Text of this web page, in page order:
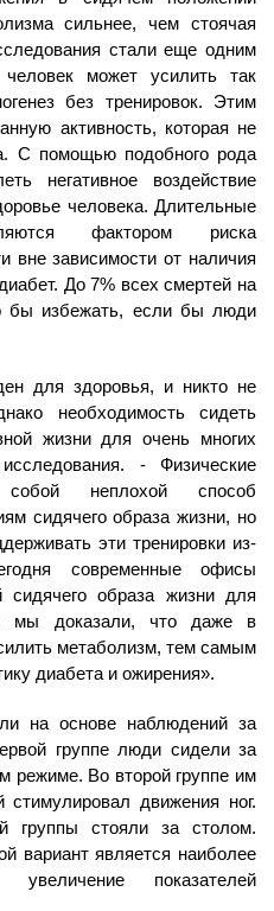
сильнее, чем стоячая
стали еще одним
человек может усилить так
без тренировок. Этим
активность, которая не
С помощью подобного рода
негативное воздействие
человека. Длительные
фактором риска
вне зависимости от наличия
До 7% всех смертей на
бы избежать, если бы люди
для здоровья, и никто не
необходимость сидеть
жизни для очень многих
- Физические
собой неплохой способ
сидячего образа жизни, но
эти тренировки из-
современные офисы
сидячего образа жизни для
мы доказали, что даже в
метаболизм, тем самым
диабета и ожирения».
на основе наблюдений за
группе люди сидели за
режиме. Во второй группе им
стимулировал движения ног.
группы стояли за столом.
вариант является наиболее
показателей